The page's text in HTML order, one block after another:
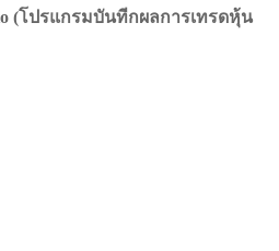
(โปรแกรมบันทีกผลการเทรดหุ้น